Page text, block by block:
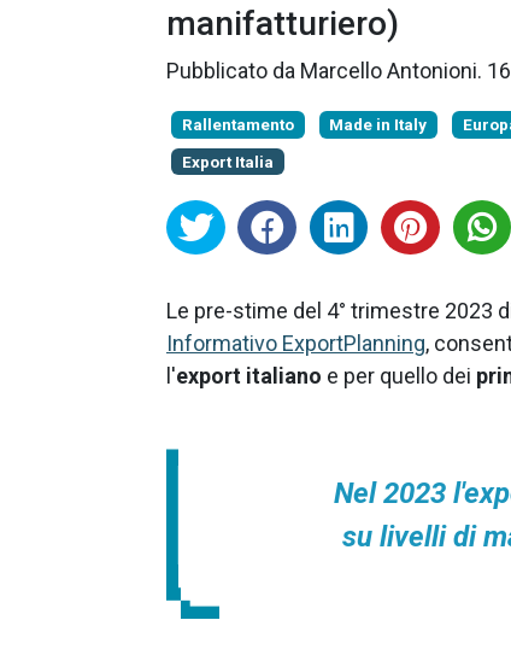
manifatturiero)
Pubblicato da Marcello Antonioni.
Rallentamento Made in Italy
Export Italia
Le pre-stime del 4° trimestre 2023
Informativo ExportPlanning,
l'export italiano e per quello dei
Nel 2023
su livelli di